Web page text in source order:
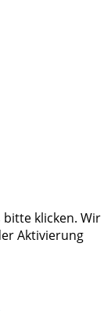
klicken. Wir
Aktivierung